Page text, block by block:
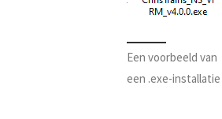
Een voorbeeld van
een .exe-installatie